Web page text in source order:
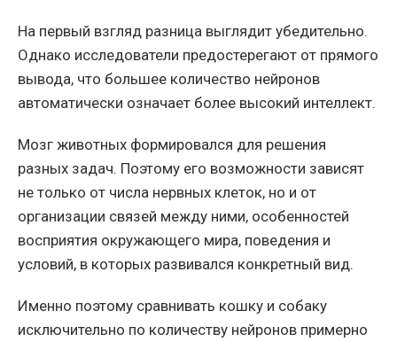
На первый взгляд разница выглядит убедительно.
Однако исследователи предостерегают от прямого
вывода, что большее количество нейронов
автоматически означает более высокий интеллект.
Мозг животных формировался для решения
разных задач. Поэтому его возможности зависят
не только от числа нервных клеток, но и от
организации связей между ними, особенностей
восприятия окружающего мира, поведения и
условий, в которых развивался конкретный вид.
Именно поэтому сравнивать кошку и собаку
исключительно по количеству нейронов примерно